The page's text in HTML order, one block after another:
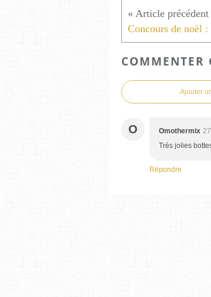
COMMENTER
Ajouter
O Omothermix
Très jolies
Répondre